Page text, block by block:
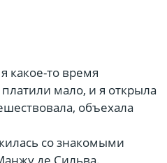
какое-то время
мало, и я открыла
объехала
со знакомыми